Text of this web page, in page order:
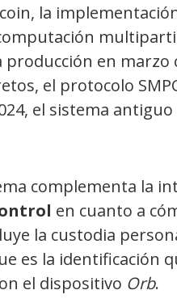
la
en marzo
el protocolo
el sistema
complementa la
en cuanto a
la custodia
es la identificación
el dispositivo Orb.